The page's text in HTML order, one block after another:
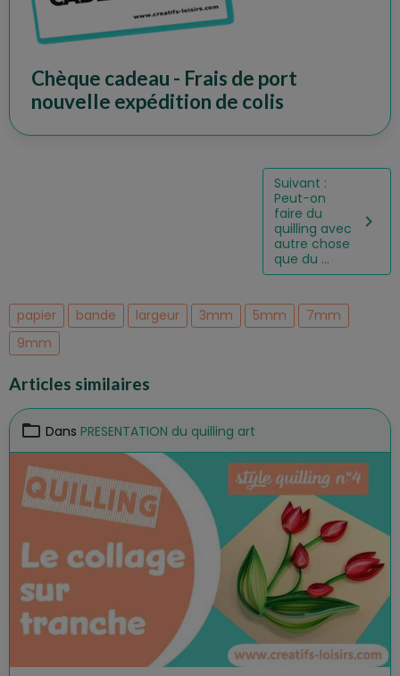
Chèque cadeau - Frais de port
nouvelle expédition de colis
Suivant :
Peut-on
faire du
quilling avec
autre chose
que du ...
papier bande largeur 3mm 5mm
7mm
9mm
Articles similaires
Dans PRESENTATION du quilling art